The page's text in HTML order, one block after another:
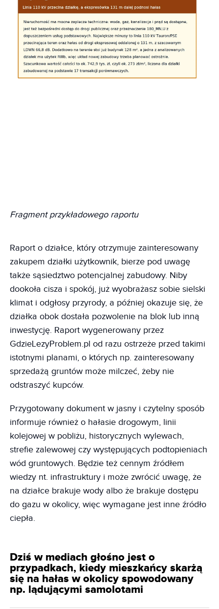
Fragment przykładowego raportu
Raport o działce, który otrzymuje zainteresowany
zakupem działki użytkownik, bierze pod uwagę
także sąsiedztwo potencjalnej zabudowy. Niby
dookoła cisza i spokój, już wyobrażasz sobie sielski
klimat i odgłosy przyrody, a później okazuje się, że
działka obok dostała pozwolenie na blok lub inną
inwestycję. Raport wygenerowany przez
GdzieLezyProblem.pl od razu ostrzeże przed takimi
istotnymi planami, o których np. zainteresowany
sprzedażą gruntów może milczeć, żeby nie
odstraszyć kupców.
Przygotowany dokument w jasny i czytelny sposób
informuje również o hałasie drogowym, linii
kolejowej w pobliżu, historycznych wylewach,
strefie zalewowej czy występujących podtopieniach
wód gruntowych. Będzie też cennym źródłem
wiedzy nt. infrastruktury i może zwrócić uwagę, że
na działce brakuje wody albo że brakuje dostępu
do gazu w okolicy, więc wymagane jest inne źródło
ciepła.
Dziś w mediach głośno jest o
przypadkach, kiedy mieszkańcy skarżą
się na hałas w okolicy spowodowany
np. lądującymi samolotami